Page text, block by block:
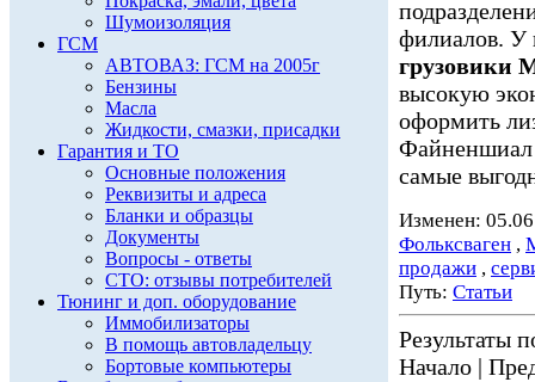
Шумоизоляция
ГСМ
АВТОВАЗ: ГСМ на 2005г
Бензины
Масла
Жидкости, смазки, присадки
Гарантия и ТО
Основные положения
Реквизиты и адреса
Бланки и образцы
Документы
Вопросы - ответы
СТО: отзывы потребителей
Тюнинг и доп. оборудование
Иммобилизаторы
В помощь автовладельцу
Бортовые компьютеры
филиалов. У
грузовики
высокую
оформить
самые
Изменен:
Фольксваген ,
продажи ,
Путь: Статьи
Результаты
Начало |